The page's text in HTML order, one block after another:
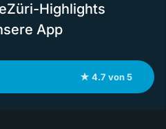
Highlights
App
★ 4.7 von 5